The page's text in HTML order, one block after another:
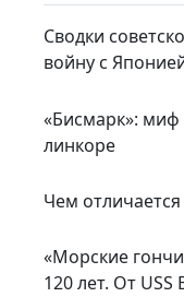
Сводки
войну с
«Бисмарк»:
линкоре
Чем
«Морские
120 лет. От